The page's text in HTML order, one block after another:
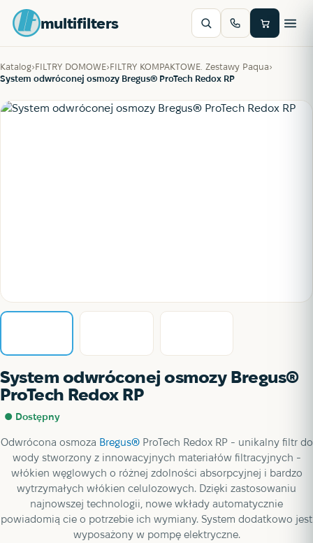
multifilters
Katalog›FILTRY DOMOWE›FILTRY KOMPAKTOWE. Zestawy Paqua›
System odwróconej osmozy Bregus® ProTech Redox RP
System odwróconej osmozy Bregus®
ProTech Redox RP
● Dostępny
Odwrócona osmoza Bregus® ProTech Redox RP - unikalny filtrdo
wody stworzony z innowacyjnych materiałów filtracyjnych -
włókien węglowych o różnej zdolności absorpcyjnej i bardzo
wytrzymałych włókien celulozowych. Dzięki zastosowaniu
najnowszej technologii nowe wkłady automatycznie
powiadomią cie o potrzebie ich wymiany. System dodatkowo jest
wyposażony w pompę elektryczne.